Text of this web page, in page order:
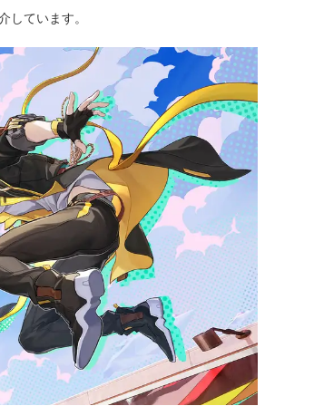
しています。